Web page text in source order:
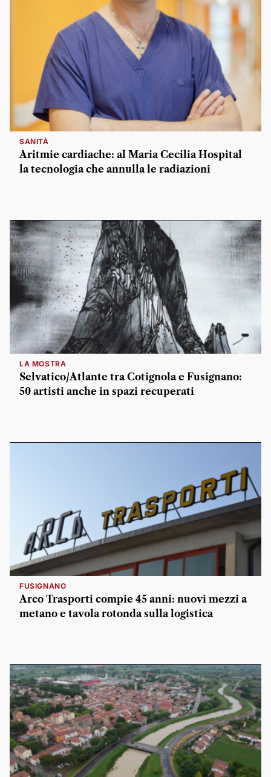
SANITÀ
Aritmie cardiache: al Maria Cecilia Hospital
la tecnologia che annulla le radiazioni
LA MOSTRA
Selvatico/Atlante tra Cotignola e Fusignano:
50 artisti anche in spazi recuperati
FUSIGNANO
Arco Trasporti compie 45 anni: nuovi mezzi a
metano e tavola rotonda sulla logistica